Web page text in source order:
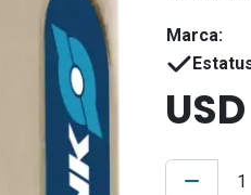
Marca:
USD